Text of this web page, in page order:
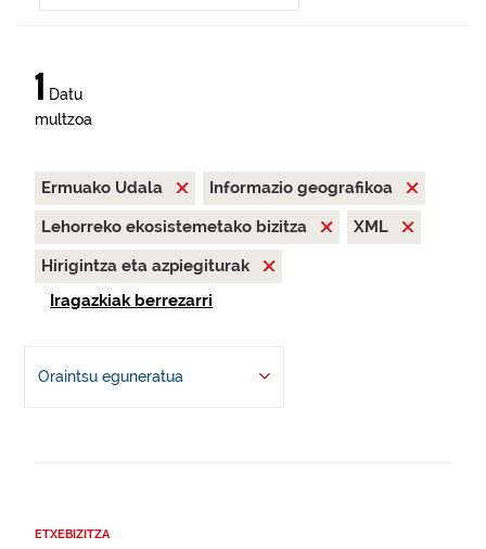
1 Datu
multzoa
Ermuako Udala
Informazio geografikoa
Lehorreko ekosistemetako bizitza
XML
Hirigintza eta azpiegiturak
Iragazkiak berrezarri
Oraintsu eguneratua
ETXEBIZITZA